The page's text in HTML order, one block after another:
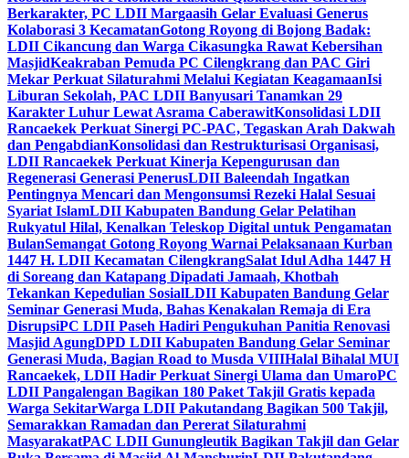
Berkarakter, PC LDII Margaasih Gelar Evaluasi Generus
Kolaborasi 3 KecamatanGotong Royong di Bojong Badak:
LDII Cikancung dan Warga Cikasungka Rawat Kebersihan
MasjidKeakraban Pemuda PC Cilengkrang dan PAC Giri
Mekar Perkuat Silaturahmi Melalui Kegiatan KeagamaanIsi
Liburan Sekolah, PAC LDII Banyusari Tanamkan 29
Karakter Luhur Lewat Asrama CaberawitKonsolidasi LDII
Rancaekek Perkuat Sinergi PC-PAC, Tegaskan Arah Dakwah
dan PengabdianKonsolidasi dan Restrukturisasi Organisasi,
LDII Rancaekek Perkuat Kinerja Kepengurusan dan
Regenerasi Generasi PenerusLDII Baleendah Ingatkan
Pentingnya Mencari dan Mengonsumsi Rezeki Halal Sesuai
Syariat IslamLDII Kabupaten Bandung Gelar Pelatihan
Rukyatul Hilal, Kenalkan Teleskop Digital untuk Pengamatan
BulanSemangat Gotong Royong Warnai Pelaksanaan Kurban
1447 H. LDII Kecamatan CilengkrangSalat Idul Adha 1447 H
di Soreang dan Katapang Dipadati Jamaah, Khotbah
Tekankan Kepedulian SosialLDII Kabupaten Bandung Gelar
Seminar Generasi Muda, Bahas Kenakalan Remaja di Era
DisrupsiPC LDII Paseh Hadiri Pengukuhan Panitia Renovasi
Masjid AgungDPD LDII Kabupaten Bandung Gelar Seminar
Generasi Muda, Bagian Road to Musda VIIIHalal Bihalal MUI
Rancaekek, LDII Hadir Perkuat Sinergi Ulama dan UmaroPC
LDII Pangalengan Bagikan 180 Paket Takjil Gratis kepada
Warga SekitarWarga LDII Pakutandang Bagikan 500 Takjil,
Semarakkan Ramadan dan Pererat Silaturahmi
MasyarakatPAC LDII Gunungleutik Bagikan Takjil dan Gelar